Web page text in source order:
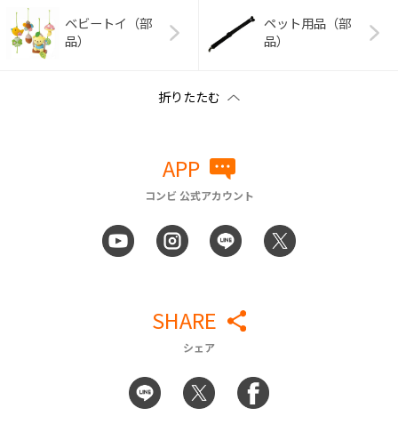
ベビートイ（部
品）
ペット用品（部
品）
APP
コンビ 公式アカウント
SHARE
シェア